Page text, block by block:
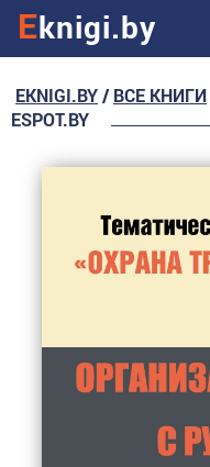
Eknigi.by
EKNIGI.BY/ВСЕ КНИГИ
ESPOT.BY